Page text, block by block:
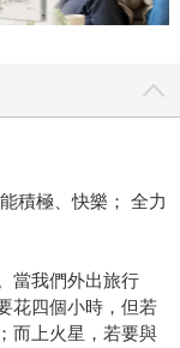
積極、快樂； 全力
當我們外出旅行
花四個小時，但若
而上火星，若要與